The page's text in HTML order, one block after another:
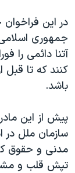
همایش
صفحه‌های ویژه
سفر پرزیدنت
در این
جمهوری
آتنا دائمی را
کنند که تا
باشد.
پیش از این
سازمان ملل در
مدنی و حقوق
تپش قلب و